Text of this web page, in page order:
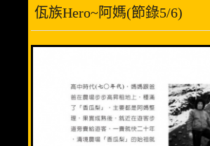
森林寫真
客房介紹
溫馨三人房(3人)
優質親子房(4人)
佤族hero~阿媽(節錄5/6)